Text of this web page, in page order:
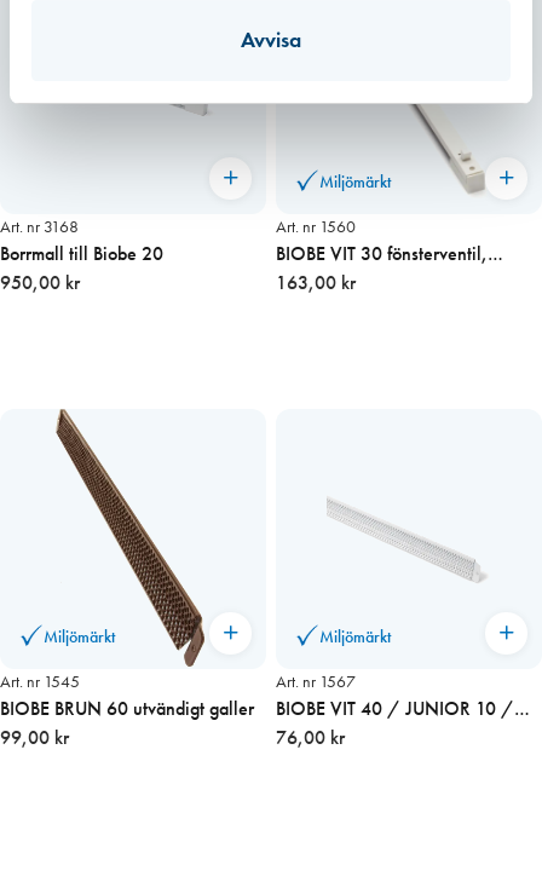
Avvisa
Art. nr 3168
Borrmall till Biobe 20
950,00 kr
Miljömärkt
Art. nr 1560
BIOBE VIT 30 fönsterventil,
invändig del
163,00 kr
Miljömärkt
Art. nr 1545
BIOBE BRUN 60 utvändigt galler
99,00 kr
Miljömärkt
Art. nr 1567
BIOBE VIT 40 / JUNIOR 10 /
Omega utvändigt galler
76,00 kr